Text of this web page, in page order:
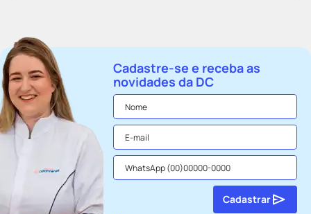
Cadastre-se e receba as
novidades da DC
Cadastrar